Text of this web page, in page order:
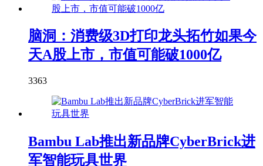
脑洞：消费级3D打印龙头拓竹如果今
天A股上市，市值可能破1000亿
3363
Bambu Lab推出新品牌CyberBrick进
军智能玩具世界